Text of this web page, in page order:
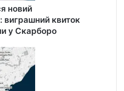
новий
виграшний квиток
у Скарборо